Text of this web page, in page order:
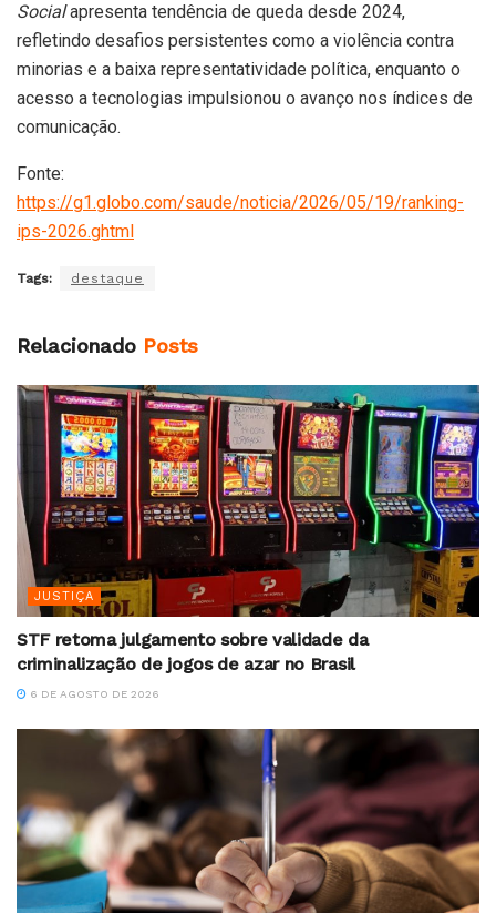
Socialapresenta tendência de queda desde 2024,
refletindo desafios persistentes como a violência contra
minorias e a baixa representatividade política, enquanto o
acesso a tecnologias impulsionou o avanço nos índices de
comunicação.
Fonte:
https://g1.globo.com/saude/noticia/2026/05/19/ranking-
ips-2026.ghtml
Tags: destaque
Relacionado Posts
JUSTIÇA
STF retoma julgamento sobre validade da
criminalização de jogos de azar no Brasil
6 DE AGOSTO DE 2026